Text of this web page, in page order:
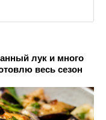
лук и много
весь сезон